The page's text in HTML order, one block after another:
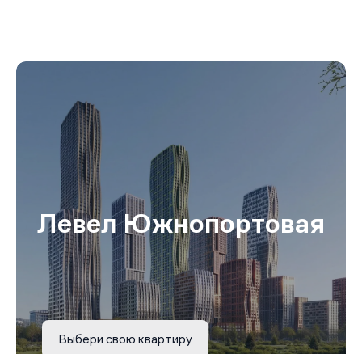
Левел Южнопортовая
Выбери свою квартиру